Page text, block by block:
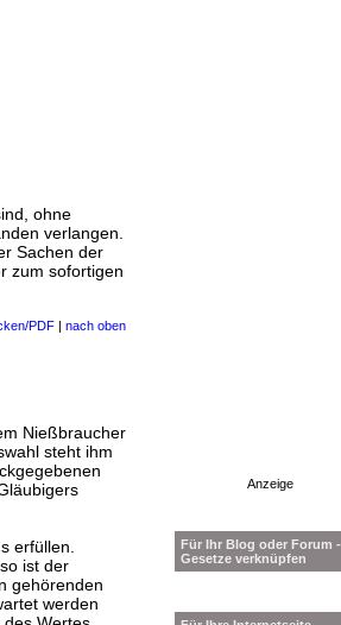
ohne
verlangen.
Sachen der
zum sofortigen
PDF | nach oben
Nießbraucher
steht ihm
erfüllen.
ist der
gehörenden
werden
Anzeige
Für Ihr Blog oder Forum -
Gesetze verknüpfen